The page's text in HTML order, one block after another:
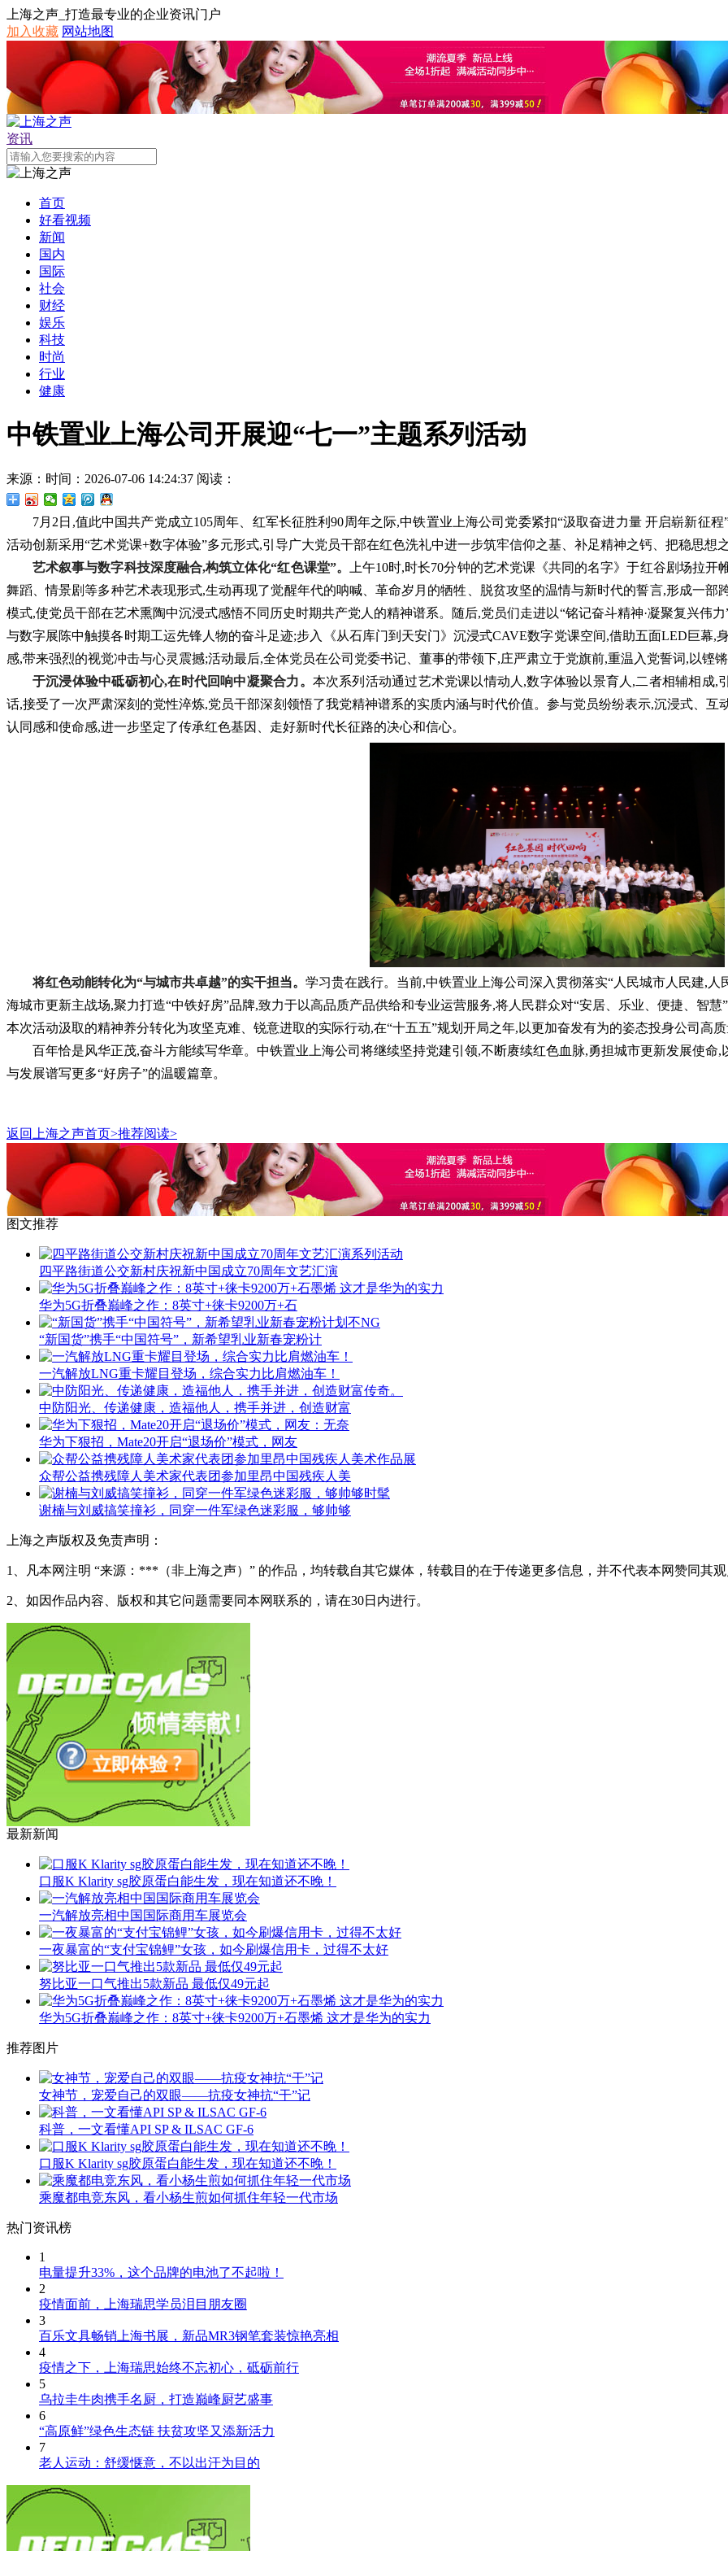
上海之声_打造最专业的企业资讯门户
加入收藏 网站地图
资讯
首页
好看视频
新闻
国内
国际
社会
财经
娱乐
科技
时尚
行业
健康
中铁置业上海公司开展迎“七一”主题系列活动
来源： 时间：2026-07-06 14:24:37 阅读：
7月2日,值此中国共产党成立105周年、红军长征胜利90周年之际,中铁置业上海公司党委紧扣“汲取奋进力量 开启崭新征
活动创新采用“艺术党课+数字体验”多元形式,引导广大党员干部在红色洗礼中进一步筑牢信仰之基、补足精神之钙、把稳思想
艺术叙事与数字科技深度融合,构筑立体化“红色课堂”。
上午10时,时长70分钟的艺术党课《共同的名字》于红谷剧场拉
舞蹈、情景剧等多种艺术表现形式,生动再现了觉醒年代的呐喊、革命岁月的牺牲、脱贫攻坚的温情与新时代的誓言,形成一部
模式,使党员干部在艺术熏陶中沉浸式感悟不同历史时期共产党人的精神谱系。随后,党员们走进以“铭记奋斗精神·凝聚复兴伟
与数字展陈中触摸各时期工运先锋人物的奋斗足迹;步入《从石库门到天安门》沉浸式CAVE数字党课空间,借助五面LED巨幕
感,带来强烈的视觉冲击与心灵震撼;活动最后,全体党员在公司党委书记、董事的带领下,庄严肃立于党旗前,重温入党誓词,以铿
于沉浸体验中砥砺初心,在时代回响中凝聚合力。 本次系列活动通过艺术党课以情动人,数字体验以景育人,二者相辅相成
话,接受了一次严肃深刻的党性淬炼,党员干部深刻领悟了我党精神谱系的实质内涵与时代价值。参与党员纷纷表示,沉浸式、
认同感和使命感,进一步坚定了传承红色基因、走好新时代长征路的决心和信心。
将红色动能转化为“与城市共卓越”的实干担当。 学习贵在践行。当前,中铁置业上海公司深入贯彻落实“人民城市人民建,
海城市更新主战场,聚力打造“中铁好房”品牌,致力于以高品质产品供给和专业运营服务,将人民群众对“安居、乐业、便捷、智
本次活动汲取的精神养分转化为攻坚克难、锐意进取的实际行动,在“十五五”规划开局之年,以更加奋发有为的姿态投身公司高
百年恰是风华正茂,奋斗方能续写华章。中铁置业上海公司将继续坚持党建引领,不断赓续红色血脉,勇担城市更新发展使命
与发展谱写更多“好房子”的温暖篇章。
返回上海之声首页>推荐阅读>
图文推荐
四平路街道公交新村庆祝新中国成立70周年文艺汇演
华为5G折叠巅峰之作：8英寸+徕卡9200万+石
“新国货”携手“中国符号”，新希望乳业新春宠粉计
一汽解放LNG重卡耀目登场，综合实力比肩燃油车！
中防阳光、传递健康，造福他人，携手并进，创造财富
华为下狠招，Mate20开启“退场价”模式，网友
众帮公益携残障人美术家代表团参加里昂中国残疾人美
谢楠与刘威搞笑撞衫，同穿一件军绿色迷彩服，够帅够
上海之声版权及免责声明：
1、凡本网注明 “来源：***（非上海之声）” 的作品，均转载自其它媒体，转载目的在于传递更多信息，并不代表本网赞同其
2、如因作品内容、版权和其它问题需要同本网联系的，请在30日内进行。
最新新闻
口服K Klarity sg胶原蛋白能生发，现在知道还不晚！
一汽解放亮相中国国际商用车展览会
一夜暴富的“支付宝锦鲤”女孩，如今刷爆信用卡，过得不太好
努比亚一口气推出5款新品 最低仅49元起
华为5G折叠巅峰之作：8英寸+徕卡9200万+石墨烯 这才是华为的实力
推荐图片
女神节，宠爱自己的双眼——抗疫女神抗“干”记
科普，一文看懂API SP & ILSAC GF-6
口服K Klarity sg胶原蛋白能生发，现在知道还不晚！
乘魔都电竞东风，看小杨生煎如何抓住年轻一代市场
热门资讯榜
1
电量提升33%，这个品牌的电池了不起啦！
2
疫情面前，上海瑞思学员泪目朋友圈
3
百乐文具畅销上海书展，新品MR3钢笔套装惊艳亮相
4
疫情之下，上海瑞思始终不忘初心，砥砺前行
5
乌拉圭牛肉携手名厨，打造巅峰厨艺盛事
6
“高原鲜”绿色生态链 扶贫攻坚又添新活力
7
老人运动：舒缓惬意，不以出汗为目的